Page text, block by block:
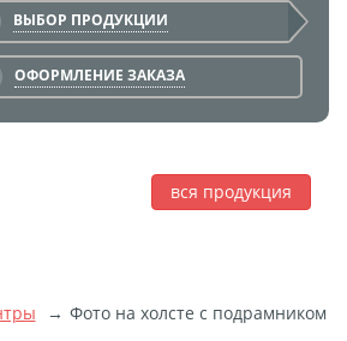
ВЫБОР ПРОДУКЦИИ
ОФОРМЛЕНИЕ ЗАКАЗА
вся продукция
Фото на холсте с подрамником